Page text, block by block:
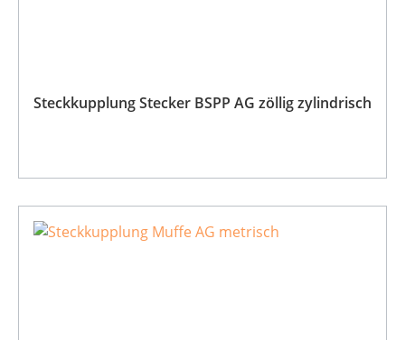
Steckkupplung Stecker BSPP AG zöllig zylindrisch